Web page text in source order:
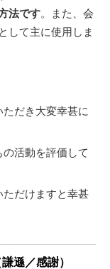
法です。また、会
して主に使用しま
だき大変幸甚に
活動を評価して
だけますと幸甚
遜／感謝）